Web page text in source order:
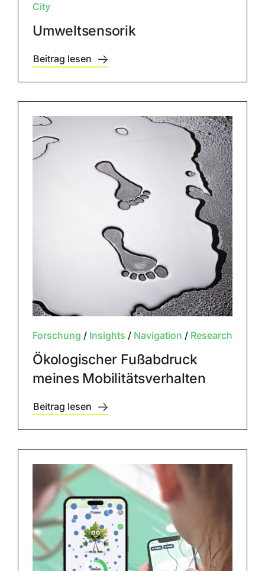
City
Umweltsensorik
Beitrag lesen
Forschung / Insights / Navigation / Research
Ökologischer Fußabdruck
meines Mobilitätsverhalten
Beitrag lesen